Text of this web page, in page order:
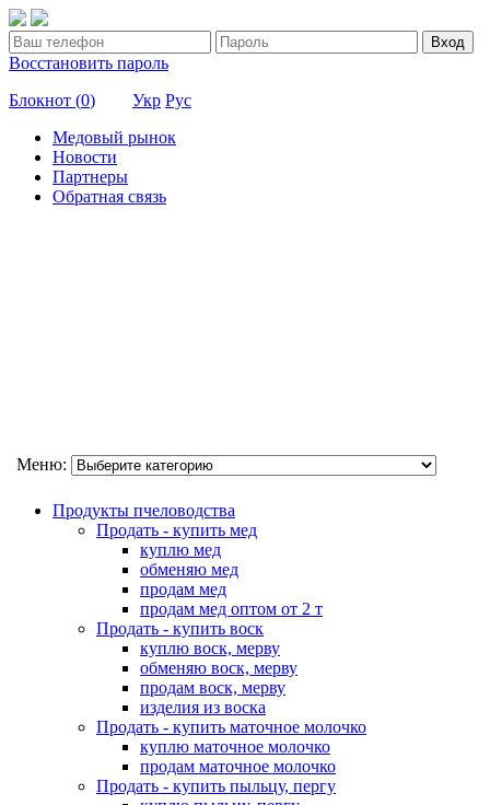
Вход
Восстановить пароль
Блокнот (0) Укр Рус
Медовый рынок
Новости
Партнеры
Обратная связь
Меню:
Продукты пчеловодства
Продать - купить мед
куплю мед
обменяю мед
продам мед
продам мед оптом от 2 т
Продать - купить воск
куплю воск, мерву
обменяю воск, мерву
продам воск, мерву
изделия из воска
Продать - купить маточное молочко
куплю маточное молочко
продам маточное молочко
Продать - купить пыльцу, пергу